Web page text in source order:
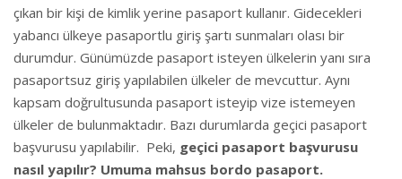
çıkan bir kişi de kimlik yerine pasaport kullanır. Gidecekleri
yabancı ülkeye pasaportlu giriş şartı sunmaları olası bir
durumdur. Günümüzde pasaport isteyen ülkelerin yanı sıra
pasaportsuz giriş yapılabilen ülkeler de mevcuttur. Aynı
kapsam doğrultusunda pasaport isteyip vize istemeyen
ülkeler de bulunmaktadır. Bazı durumlarda geçici pasaport
başvurusu yapılabilir. Peki, geçici pasaport başvurusu
nasıl yapılır? Umuma mahsus bordo pasaport.